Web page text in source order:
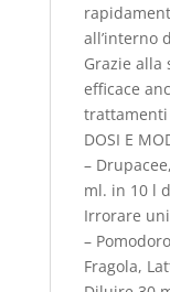
all’interno
Grazie
efficace
DOSI E
–
ml. in 10 l
Irrorare
–
Fragola,